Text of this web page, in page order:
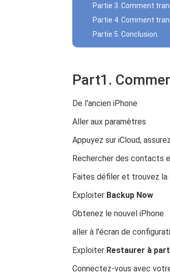
Partie 3. Comment
Partie 4. Comment
Partie 5. Conclusion.
Part1.
De l'ancien iPhone
Aller aux paramètres
Appuyez sur iCloud,
Rechercher des contacts
Faites défiler et trouvez la
Exploiter Backup Now
Obtenez le nouvel iPhone
aller à l'écran de
Exploiter Restaurer à
Connectez-vous avec